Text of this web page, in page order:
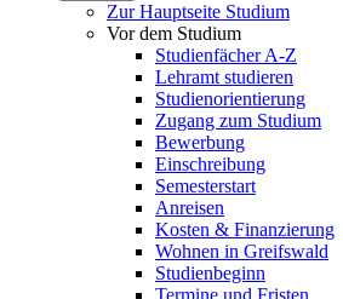
Zur Hauptseite Studium
Vor dem Studium
Studienfächer A-Z
Lehramt studieren
Studienorientierung
Zugang zum Studium
Bewerbung
Einschreibung
Semesterstart
Anreisen
Kosten & Finanzierung
Wohnen in Greifswald
Studienbeginn
Termine und Fristen